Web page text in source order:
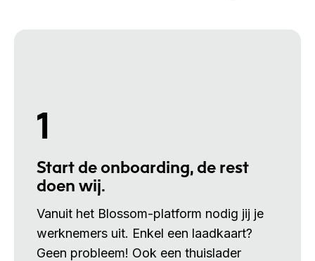
1
Start de onboarding, de rest
doen wij.
Vanuit het Blossom-platform nodig jij je
werknemers uit. Enkel een laadkaart?
Geen probleem! Ook een thuislader